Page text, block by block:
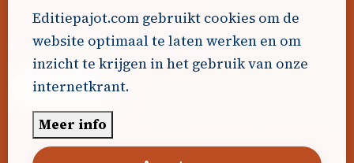
Geen advertenties gevonden.
Uw advertentie hier? Contacteer ons!
Word Partner!
© 2026 Editiepajot.com Algemene voorwaarden
Editiepajot.com gebruikt cookies om de
website optimaal te laten werken en om
inzicht te krijgen in het gebruik van onze
internetkrant.
Meer info